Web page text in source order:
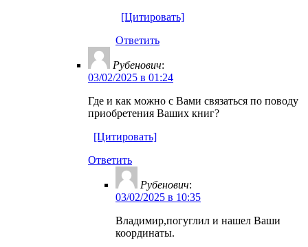
[Цитировать]
Ответить
Рубенович:
03/02/2025 в 01:24
Где и как можно с Вами связаться по поводу
приобретения Ваших книг?
[Цитировать]
Ответить
Рубенович:
03/02/2025 в 10:35
Владимир,погуглил и нашел Ваши
координаты.